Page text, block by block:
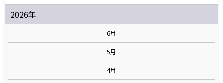
2026年
6月
5月
4月